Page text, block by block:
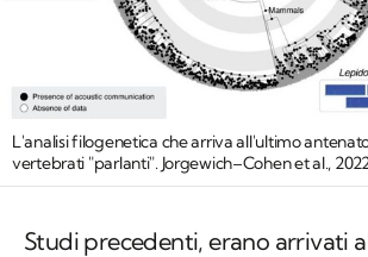
L'analisi filogenetica che arriva all'ultimo
vertebrati "parlanti". Jorgewich–Cohen et al.,
Studi precedenti, erano arrivati